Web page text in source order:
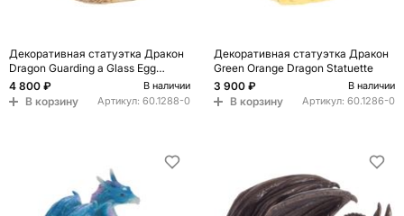
Декоративная статуэтка Дракон
Dragon Guarding a Glass Egg
Copper
4 800 ₽ В наличии
В корзину Артикул: 60.1288-0
Декоративная статуэтка Дракон
Green Orange Dragon Statuette
3 900 ₽
В наличии
В корзину Артикул: 60.1286-0